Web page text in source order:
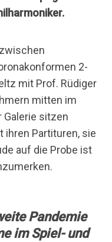
2-
mit Prof. Rüdiger
mitten im
Galerie sitzen
ihren Partituren, sie
auf die Probe ist
Pandemie
im Spiel- und